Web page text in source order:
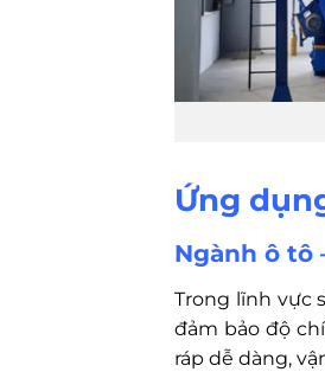
Ứng
Ngành ô tô
Trong lĩnh vực
đảm bảo độ
ráp dễ dàng,